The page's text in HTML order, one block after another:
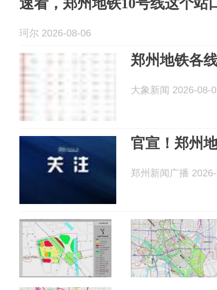
珂尔 2026-08-06
郑州地铁各
大象新闻 2026-08-
官宣！郑州
郑州新闻广播